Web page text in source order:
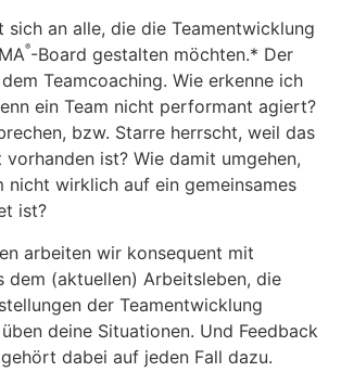
sich an alle, die die Teamentwicklung
®-Board gestalten möchten.* Der
Teamcoaching. Wie erkenne ich
ein Team nicht performant agiert?
bzw. Starre herrscht, weil das
ist? Wie damit umgehen,
nicht wirklich auf ein gemeinsames
ist?
arbeiten wir konsequent mit
dem (aktuellen) Arbeitsleben, die
der Teamentwicklung
deine Situationen. Und Feedback
dabei auf jeden Fall dazu.